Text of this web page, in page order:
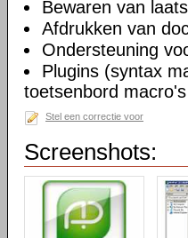
Bewaren van
Afdrukken van
Ondersteuning
Plugins (syntax
toetsenbord
Stel een correctie voor
Screenshots: